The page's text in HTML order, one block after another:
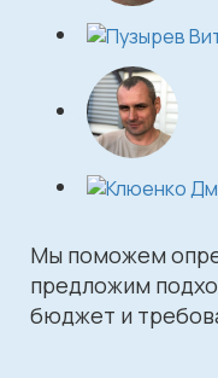
Мы поможем
предложим
бюджет и